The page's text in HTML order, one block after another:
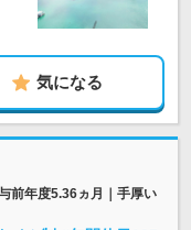
気になる
前年度5.36ヵ月｜手厚い